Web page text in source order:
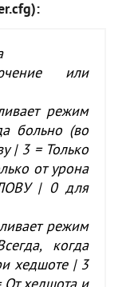
или
режим
больно (во
| 3 = Только
от урона
| 0 для
режим
когда
хедшоте | 3